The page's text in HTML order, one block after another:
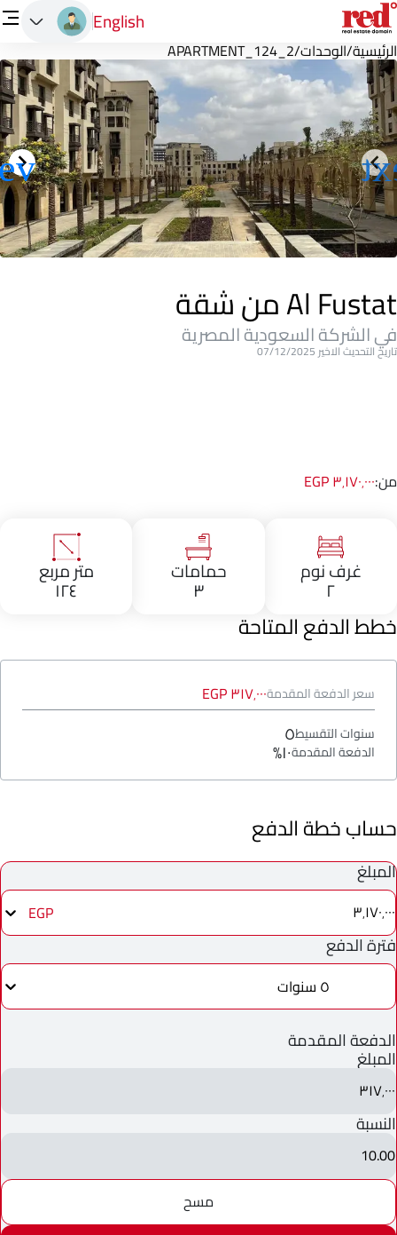
English
الرئيسية/الوحدات/
APARTMENT_124_2
Al Fustat من شقة
في الشركة السعودية المصرية
تاريخ التحديث الاخير 07/12/2025
من:٣٬١٧٠٬٠٠٠ EGP
غرف نوم
٢
حمامات
٣
متر مربع
١٢٤
خطط الدفع المتاحة
سعر الدفعة المقدمة٣١٧٬٠٠٠ EGP
سنوات التقسيط٥
الدفعة المقدمة١٠%
حساب خطة الدفع
المبلغ
٣٬١٧٠٬٠٠٠ EGP
فترة الدفع
٥ سنوات
الدفعة المقدمة
المبلغ
٣١٧٬٠٠٠
النسبة
10.00
مسح